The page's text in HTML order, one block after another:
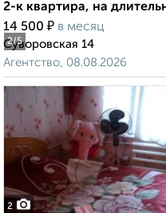
2/5
2-к квартира, на
14 500 ₽ в месяц
Суворовская 14
Агентство, 08.08.2026
2